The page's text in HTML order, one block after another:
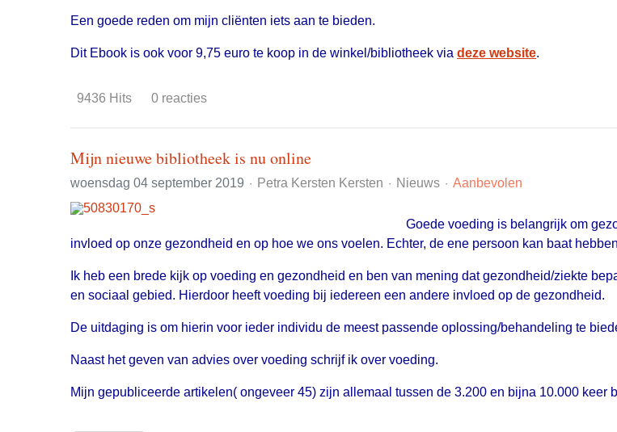
Een goede reden om mijn cliënten iets aan te bieden.
Dit Ebook is ook voor 9,75 euro te koop in de winkel/bibliotheek via deze website.
9436 Hits 0 reacties
Mijn nieuwe bibliotheek is nu online
woensdag 04 september 2019 Petra Kersten Kersten Nieuws Aanbevolen
Goede voeding is belangrijk om
invloed op onze gezondheid en op hoe we ons voelen. Echter, de ene persoon kan baat
Ik heb een brede kijk op voeding en gezondheid en ben van mening dat gezondheid/ziekte
en sociaal gebied. Hierdoor heeft voeding bij iedereen een andere invloed op de gezondheid.
De uitdaging is om hierin voor ieder individu de meest passende oplossing/behandeling te
Naast het geven van advies over voeding schrijf ik over voeding.
Mijn gepubliceerde artikelen( ongeveer 45) zijn allemaal tussen de 3.200 en bijna 10.000 keer